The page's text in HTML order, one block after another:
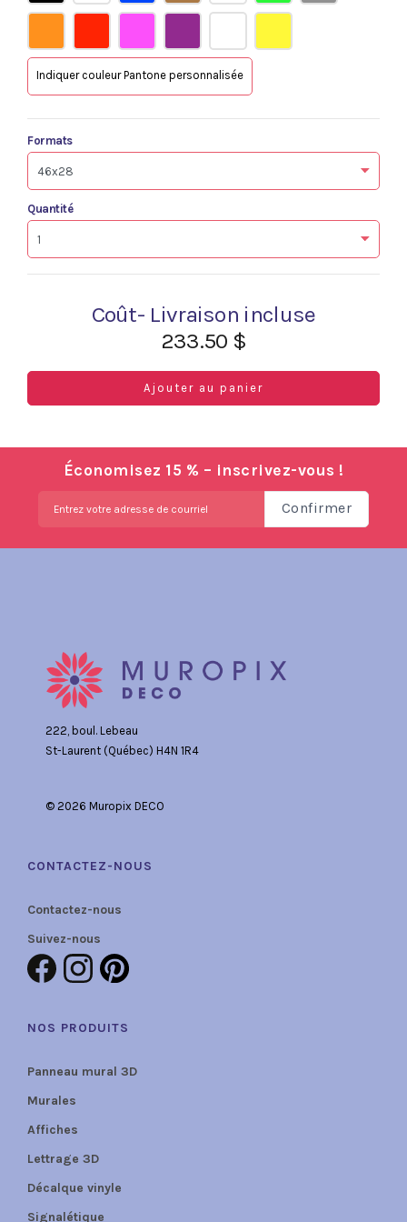
Indiquer couleur Pantone personnalisée
Formats
Quantité
Coût- Livraison incluse
233.50 $
Ajouter au panier
Économisez 15 % – inscrivez-vous !
Confirmer
222, boul. Lebeau
St-Laurent (Québec) H4N 1R4
© 2026 Muropix DECO
CONTACTEZ-NOUS
Contactez-nous
Suivez-nous
NOS PRODUITS
Panneau mural 3D
Murales
Affiches
Lettrage 3D
Décalque vinyle
Signalétique